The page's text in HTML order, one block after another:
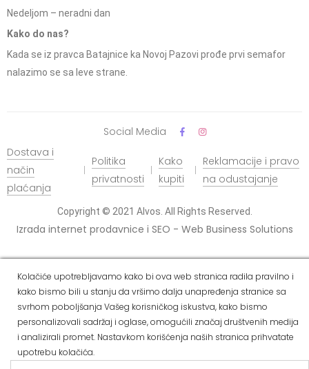
Nedeljom – neradni dan
Kako do nas?
Kada se iz pravca Batajnice ka Novoj Pazovi prođe prvi semafor
nalazimo se sa leve strane.
Copyright © 2021 Alvos. All Rights Reserved.
Izrada internet prodavnice i SEO - Web Business Solutions
Dostava i
način
plaćanja
Politika
privatnosti
Kako
kupiti
Reklamacije i pravo
na odustajanje
Social Media
Kolačiće upotrebljavamo kako bi ova web stranica radila pravilno i
kako bismo bili u stanju da vršimo dalja unapređenja stranice sa
svrhom poboljšanja Vašeg korisničkog iskustva, kako bismo
personalizovali sadržaj i oglase, omogućili značaj društvenih medija
i analizirali promet. Nastavkom korišćenja naših stranica prihvatate
upotrebu kolačića.